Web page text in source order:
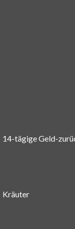
14-tägige Geld-
Kräuter